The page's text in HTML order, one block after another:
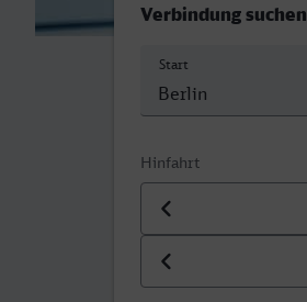
Verbindung suchen
Start
Hinfahrt
Datum der Hinfahrt
Uhrzeit der Hinfahrt